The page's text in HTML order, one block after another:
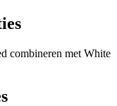
combineren met White